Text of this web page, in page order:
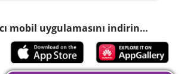
mobil uygulamasını indirin…